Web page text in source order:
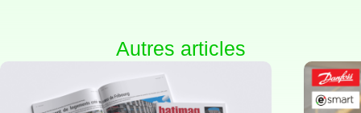
Autres articles